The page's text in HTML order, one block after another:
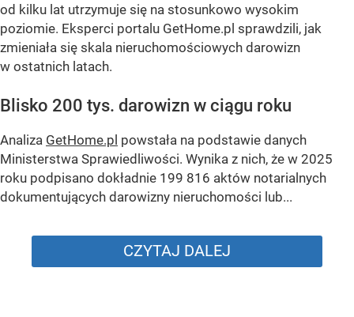
od kilku lat utrzymuje się na stosunkowo wysokim
poziomie. Eksperci portalu GetHome.pl sprawdzili, jak
zmieniała się skala nieruchomościowych darowizn
w ostatnich latach.
Blisko 200 tys. darowizn w ciągu roku
Analiza GetHome.pl powstała na podstawie danych
Ministerstwa Sprawiedliwości. Wynika z nich, że w 2025
roku podpisano dokładnie 199 816 aktów notarialnych
dokumentujących darowizny nieruchomości lub...
CZYTAJ DALEJ